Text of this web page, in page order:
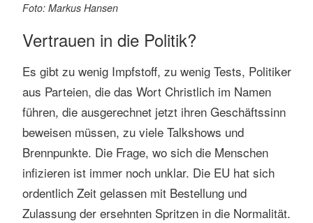
Foto: Markus Hansen
Vertrauen in die Politik?
Es gibt zu wenig Impfstoff, zu wenig Tests, Politiker
aus Parteien, die das Wort Christlich im Namen
führen, die ausgerechnet jetzt ihren Geschäftssinn
beweisen müssen, zu viele Talkshows und
Brennpunkte. Die Frage, wo sich die Menschen
infizieren ist immer noch unklar. Die EU hat sich
ordentlich Zeit gelassen mit Bestellung und
Zulassung der ersehnten Spritzen in die Normalität.